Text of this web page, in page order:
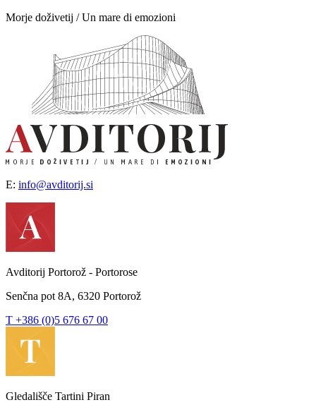
Morje doživetij / Un mare di emozioni
E: info@avditorij.si
Avditorij Portorož - Portorose
Senčna pot 8A, 6320 Portorož
T +386 (0)5 676 67 00
Gledališče Tartini Piran